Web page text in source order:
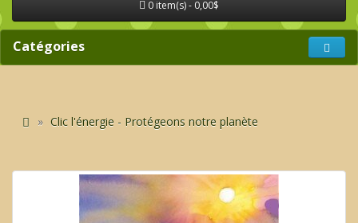
0 item(s) - 0,00$
Catégories
Clic l'énergie - Protégeons notre planète